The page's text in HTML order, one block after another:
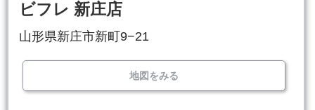
ビフレ 新庄店
山形県新庄市新町9−21
地図をみる